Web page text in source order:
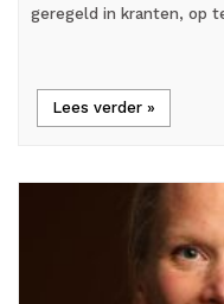
geregeld in kranten, op
Lees verder »